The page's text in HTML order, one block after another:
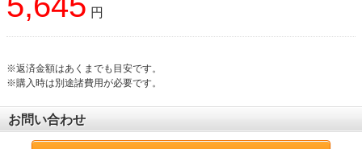
円
※返済金額はあくまでも目安です。
※購入時は別途諸費用が必要です。
お問い合わせ